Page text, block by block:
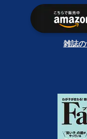
雑誌